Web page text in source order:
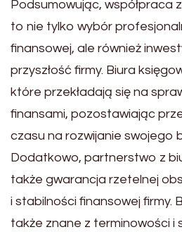
Podsumowując, współpraca
to nie tylko wybór
finansowej, ale również
przyszłość firmy. Biura
które przekładają się na
finansami, pozostawiając
czasu na rozwijanie swojego
Dodatkowo, partnerstwo z
także gwarancja rzetelnej
i stabilności finansowej firmy.
także znane z terminowości i